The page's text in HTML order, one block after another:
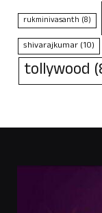
rukminivasanth (8)
shivarajkumar(10)
tollywood